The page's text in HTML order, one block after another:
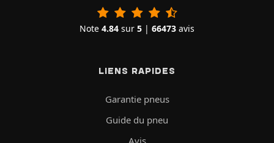
Note 4.84 sur 5 | 66473 avis
LIENS RAPIDES
Garantie pneus
Guide du pneu
Avis